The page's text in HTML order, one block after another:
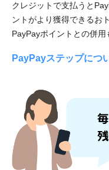
クレジットで支払うと
ントがより獲得できるお
PayPayポイントとの併用
PayPayステップにつ